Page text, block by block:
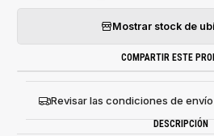
Mostrar stock de
COMPARTIR ESTE
Revisar las condiciones de envío
DESCRIPCIÓN